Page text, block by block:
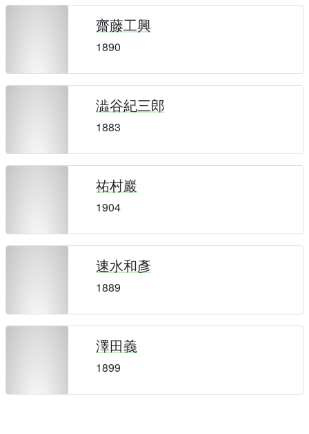
齋藤工興
1890
澁谷紀三郎
1883
祐村巖
1904
速水和彥
1889
澤田義
1899